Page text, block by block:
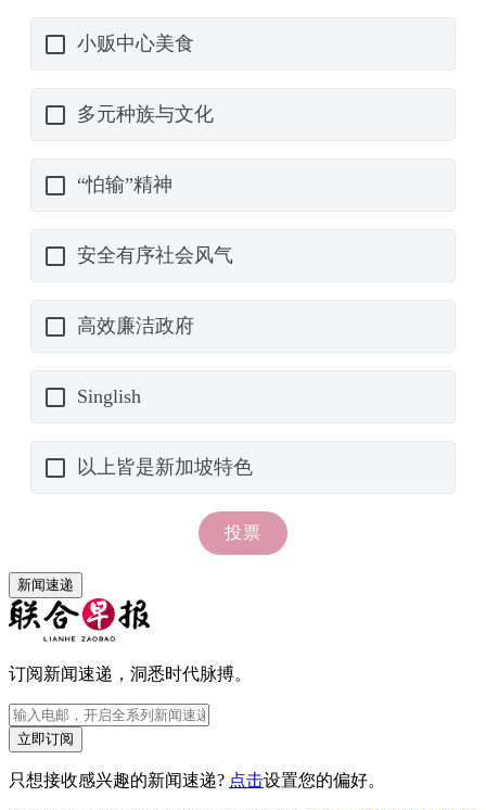
新闻速递
订阅新闻速递，洞悉时代脉搏。
立即订阅
只想接收感兴趣的新闻速递? 点击设置您的偏好。